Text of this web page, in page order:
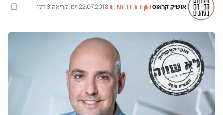
אושיק קראוס·המקום הכי חם בגיהנום·
22.07.2018
·זמן קריאה 3 דק׳